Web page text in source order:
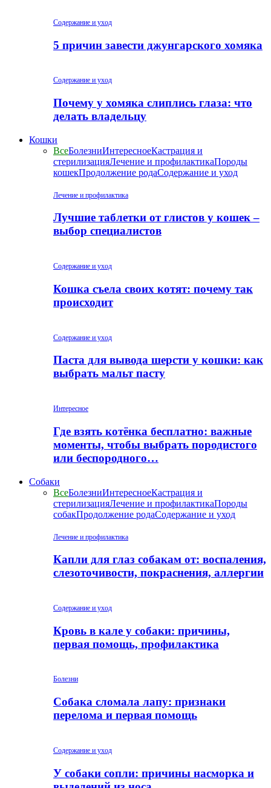
Содержание и уход
5 причин завести джунгарского хомяка
Содержание и уход
Почему у хомяка слиплись глаза: что
делать владельцу
Кошки
ВсеБолезниИнтересноеКастрация и
стерилизацияЛечение и профилактикаПороды
кошекПродолжение родаСодержание и уход
Лечение и профилактика
Лучшие таблетки от глистов у кошек –
выбор специалистов
Содержание и уход
Кошка съела своих котят: почему так
происходит
Содержание и уход
Паста для вывода шерсти у кошки: как
выбрать мальт пасту
Интересное
Где взять котёнка бесплатно: важные
моменты, чтобы выбрать породистого
или беспородного…
Собаки
ВсеБолезниИнтересноеКастрация и
стерилизацияЛечение и профилактикаПороды
собакПродолжение родаСодержание и уход
Лечение и профилактика
Капли для глаз собакам от: воспаления,
слезоточивости, покраснения, аллергии
Содержание и уход
Кровь в кале у собаки: причины,
первая помощь, профилактика
Болезни
Собака сломала лапу: признаки
перелома и первая помощь
Содержание и уход
У собаки сопли: причины насморка и